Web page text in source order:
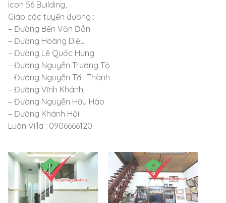
Icon 56 Building,
Giáp các tuyến đường :
– Đường Bến Văn Đồn
– Đường Hoàng Diệu
– Đường Lê Quốc Hưng
– Đường Nguyễn Trường Tộ
– Đường Nguyễn Tất Thành
– Đường Vĩnh Khánh
– Đường Nguyễn Hữu Hào
– Đường Khánh Hội
Luân Villa : 0906666120